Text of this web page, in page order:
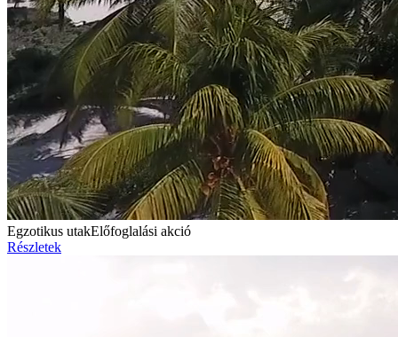
Egzotikus utakElőfoglalási akció
Részletek